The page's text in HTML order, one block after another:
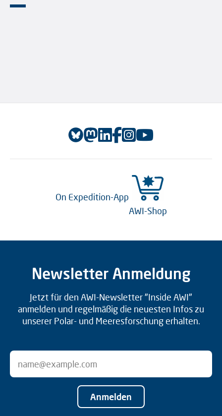
On Expedition-App
AWI-Shop
Newsletter Anmeldung
Jetzt für den AWI-Newsletter "Inside AWI"
anmelden und regelmäßig die neuesten Infos zu
unserer Polar- und Meeresforschung erhalten.
Anmelden